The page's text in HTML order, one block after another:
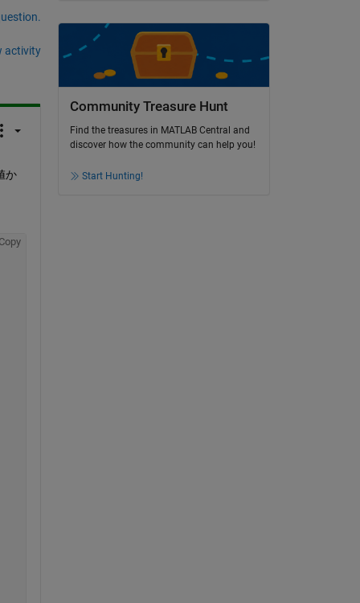
activity
か
Copy
Community Treasure Hunt
Find the treasures in MATLAB Central and
discover how the community can help you!
Start Hunting!